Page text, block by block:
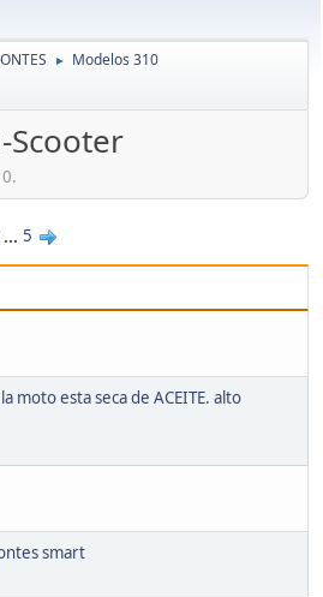
► Modelos 310
Scooter
... 5
moto esta seca de ACEITE. alto
smart